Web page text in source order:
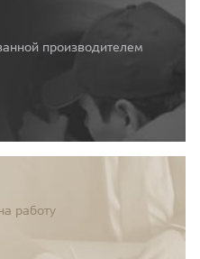
производителем
работу